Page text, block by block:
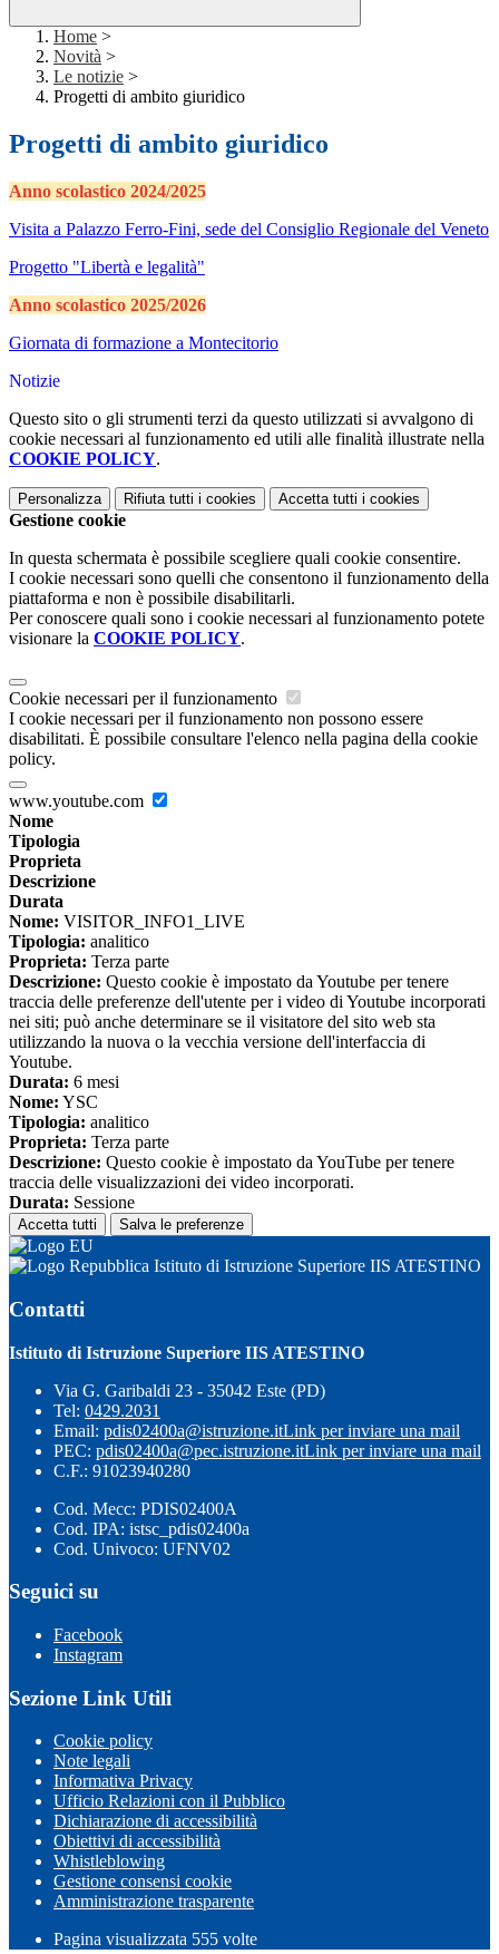
Home >
Novità >
Le notizie >
Progetti di ambito giuridico
Progetti di ambito giuridico
Anno scolastico 2024/2025
Visita a Palazzo Ferro-Fini, sede del Consiglio Regionale del Veneto
Progetto "Libertà e legalità"
Anno scolastico 2025/2026
Giornata di formazione a Montecitorio
Notizie
Questo sito o gli strumenti terzi da questo utilizzati si avvalgono di
cookie necessari al funzionamento ed utili alle finalità illustrate nella
COOKIE POLICY.
Personalizza Rifiuta tutti i cookies Accetta tutti i cookies
Gestione cookie
In questa schermata è possibile scegliere quali cookie consentire.
I cookie necessari sono quelli che consentono il funzionamento della
piattaforma e non è possibile disabilitarli.
Per conoscere quali sono i cookie necessari al funzionamento potete
visionare la COOKIE POLICY.
Cookie necessari per il funzionamento
I cookie necessari per il funzionamento non possono essere
disabilitati. È possibile consultare l'elenco nella pagina della cookie
policy.
www.youtube.com
Nome
Tipologia
Proprieta
Descrizione
Durata
Nome: VISITOR_INFO1_LIVE
Tipologia: analitico
Proprieta: Terza parte
Descrizione: Questo cookie è impostato da Youtube per tenere
traccia delle preferenze dell'utente per i video di Youtube incorporati
nei siti; può anche determinare se il visitatore del sito web sta
utilizzando la nuova o la vecchia versione dell'interfaccia di
Youtube.
Durata: 6 mesi
Nome: YSC
Tipologia: analitico
Proprieta: Terza parte
Descrizione: Questo cookie è impostato da YouTube per tenere
traccia delle visualizzazioni dei video incorporati.
Durata: Sessione
Accetta tutti Salva le preferenze
Istituto di Istruzione Superiore IIS ATESTINO
Contatti
Istituto di Istruzione Superiore IIS ATESTINO
Via G. Garibaldi 23 - 35042 Este (PD)
Tel: 0429.2031
Email: pdis02400a@istruzione.itLink per inviare una mail
PEC: pdis02400a@pec.istruzione.itLink per inviare una mail
C.F.: 91023940280
Cod. Mecc: PDIS02400A
Cod. IPA: istsc_pdis02400a
Cod. Univoco: UFNV02
Seguici su
Facebook
Instagram
Sezione Link Utili
Cookie policy
Note legali
Informativa Privacy
Ufficio Relazioni con il Pubblico
Dichiarazione di accessibilità
Obiettivi di accessibilità
Whistleblowing
Gestione consensi cookie
Amministrazione trasparente
Pagina visualizzata 555 volte